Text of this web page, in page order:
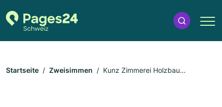
Startseite Zweisimmen
Kunz Zimmerei Holzbau